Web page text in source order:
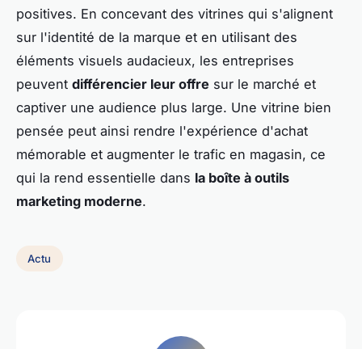
positives. En concevant des vitrines qui s'alignent
sur l'identité de la marque et en utilisant des
éléments visuels audacieux, les entreprises
peuvent différencier leur offre sur le marché et
captiver une audience plus large. Une vitrine bien
pensée peut ainsi rendre l'expérience d'achat
mémorable et augmenter le trafic en magasin, ce
qui la rend essentielle dans la boîte à outils
marketing moderne.
Actu